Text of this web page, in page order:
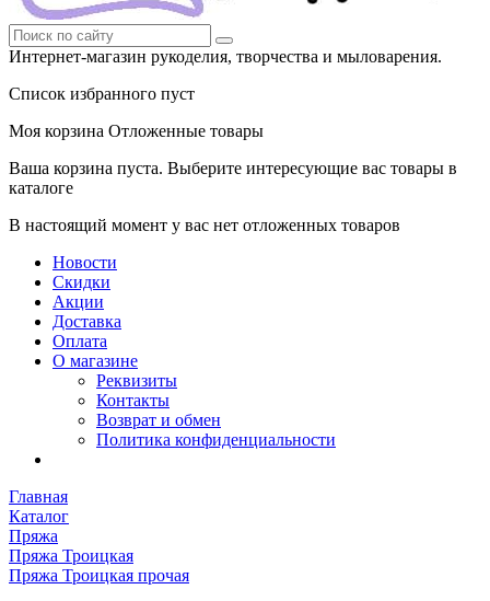
Интернет-магазин рукоделия, творчества и мыловарения.
Список избранного пуст
Моя корзина Отложенные товары
Ваша корзина пуста. Выберите интересующие вас товары в
каталоге
В настоящий момент у вас нет отложенных товаров
Новости
Скидки
Акции
Доставка
Оплата
О магазине
Реквизиты
Контакты
Возврат и обмен
Политика конфиденциальности
Главная
Каталог
Пряжа
Пряжа Троицкая
Пряжа Троицкая прочая